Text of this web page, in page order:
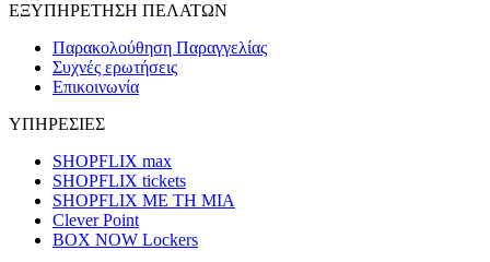
ΕΞΥΠΗΡΕΤΗΣΗ ΠΕΛΑΤΩΝ
Παρακολούθηση Παραγγελίας
Συχνές ερωτήσεις
Επικοινωνία
ΥΠΗΡΕΣΙΕΣ
SHOPFLIX max
SHOPFLIX tickets
SHOPFLIX ΜΕ ΤΗ ΜΙΑ
Clever Point
BOX NOW Lockers